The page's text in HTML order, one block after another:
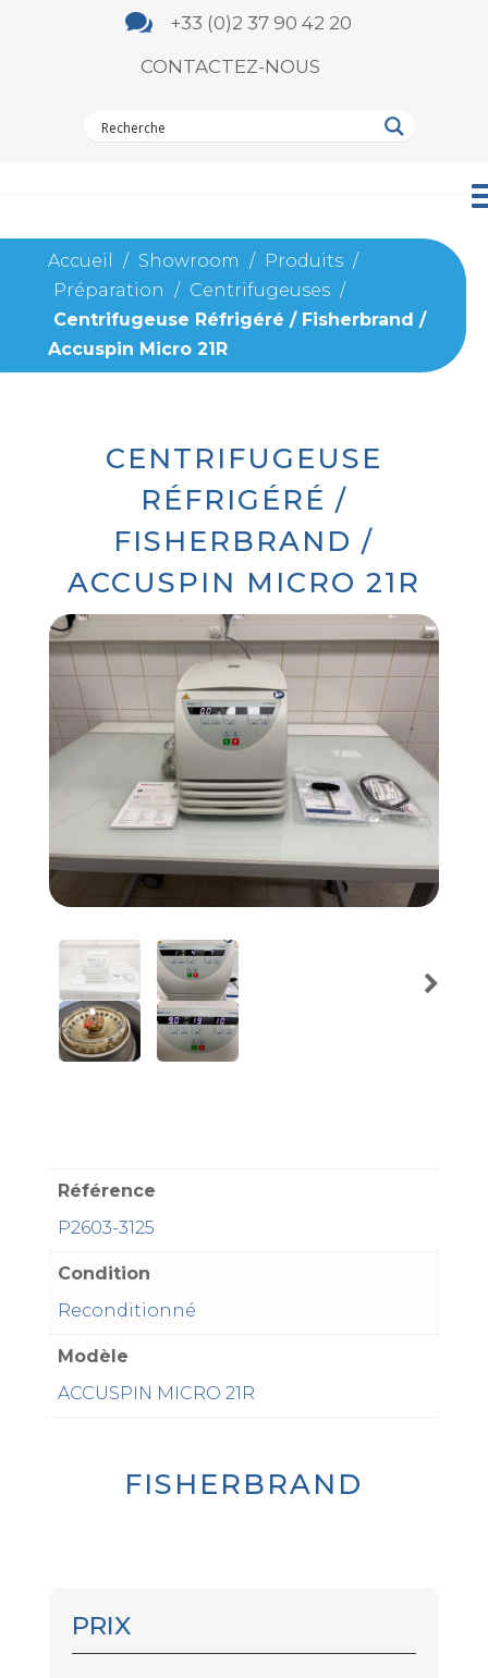

+33 (0)2 37 90 42 20
CONTACTEZ-NOUS
Accueil / Showroom / Produits /
Préparation / Centrifugeuses /
Centrifugeuse Réfrigéré / Fisherbrand /
Accuspin Micro 21R
CENTRIFUGEUSE
RÉFRIGÉRÉ /
FISHERBRAND /
ACCUSPIN MICRO 21R
Référence
P2603-3125
Condition
Reconditionné
Modèle
ACCUSPIN MICRO 21R
FISHERBRAND
PRIX